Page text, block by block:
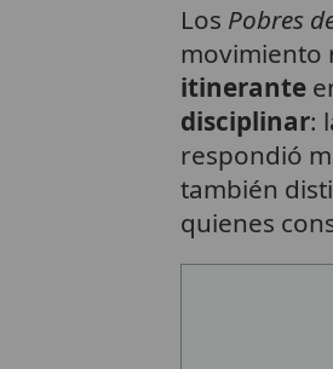
Los Pobres
movimiento
itinerante
disciplinar:
respondió
también
quienes